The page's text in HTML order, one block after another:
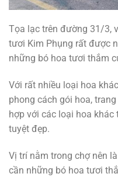
Tọa lạc trên đường 31/3,
tươi Kim Phụng rất được
những bó hoa tươi thắm
Với rất nhiều loại hoa
phong cách gói hoa,
hợp với các loại hoa khác
tuyệt đẹp.
Vị trí nằm trong chợ nên
cần những bó hoa tươi